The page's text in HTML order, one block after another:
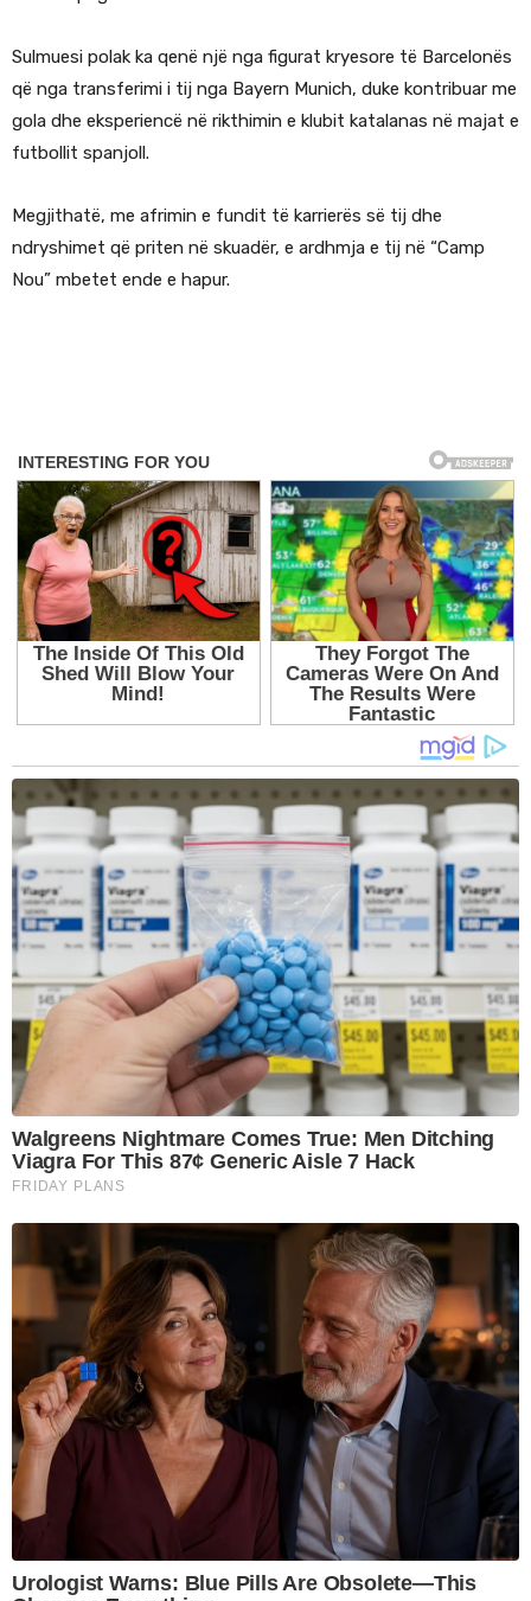
Sulmuesi polak ka qenë një nga figurat kryesore të Barcelonës
që nga transferimi i tij nga Bayern Munich, duke kontribuar me
gola dhe eksperiencë në rikthimin e klubit katalanas në majat e
futbollit spanjoll.
Megjithatë, me afrimin e fundit të karrierës së tij dhe
ndryshimet që priten në skuadër, e ardhmja e tij në “Camp
Nou” mbetet ende e hapur.